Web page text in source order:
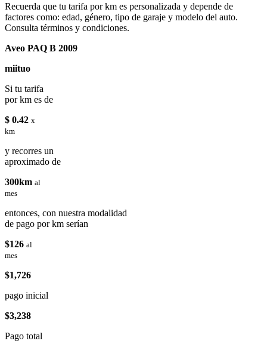
Recuerda que tu tarifa por km es personalizada y depende de
factores como: edad, género, tipo de garaje y modelo del auto.
Consulta términos y condiciones.
Aveo PAQ B 2009
miituo
Si tu tarifa
por km es de
$ 0.42 x
km
y recorres un
aproximado de
300km al
mes
entonces, con nuestra modalidad
de pago por km serían
$126 al
mes
$1,726
pago inicial
$3,238
Pago total